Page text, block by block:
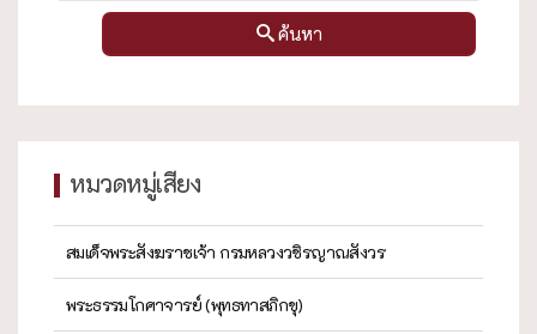
ค้นหา
หมวดหมู่เสียง
สมเด็จพระสังฆราชเจ้า กรมหลวงวชิรญาณสังวร
พระธรรมโกศาจารย์ (พุทธทาสภิกขุ)